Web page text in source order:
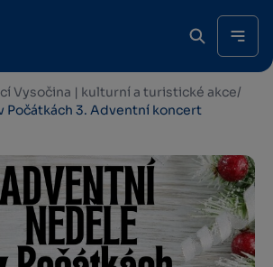
Vysočina | kulturní a turistické akce/
Počátkách 3. Adventní koncert